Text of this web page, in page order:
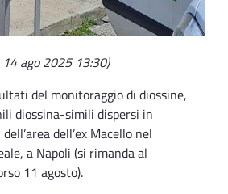
ago 2025 13:30)
del monitoraggio di diossine,
diossina-simili dispersi in
dell’ex Macello nel
a Napoli (si rimanda al
11 agosto).